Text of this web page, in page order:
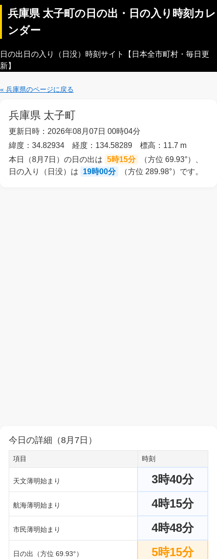
兵庫県 太子町の日の出・日の入り時刻カレ
ンダー
日の出日の入り（日没）時刻サイト【日本全市町村・毎日更
新】
« 兵庫県のページに戻る
兵庫県 太子町
更新日時：2026年08月07日 00時04分
緯度：34.82934 経度：134.58289 標高：11.7 m
本日（8月7日）の日の出は 5時15分
（方位 69.93°）、
日の入り（日没）は
19時00分 （方位 289.98°）です。
今日の詳細（8月7日）
項目 時刻
天文薄明始まり 3時40分
航海薄明始まり 4時15分
市民薄明始まり 4時48分
日の出（方位 69.93°） 5時15分